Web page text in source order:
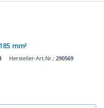
mm²
Hersteller-Art.Nr.: 290569